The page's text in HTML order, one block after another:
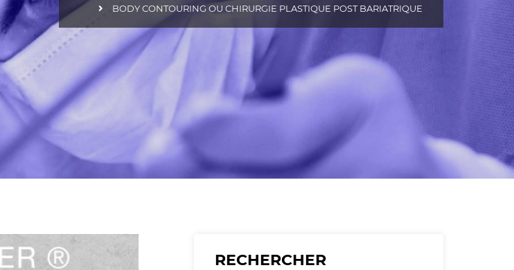
BODY CONTOURING OU CHIRURGIE PLASTIQUE POST BARIATRIQUE
RECHERCHER